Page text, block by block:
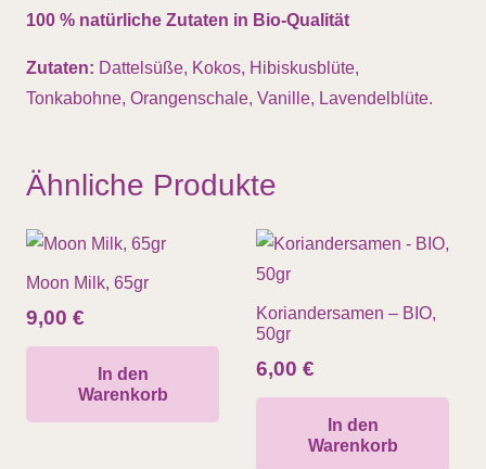
100 % natürliche Zutaten in Bio-Qualität
Zutaten: Dattelsüße, Kokos, Hibiskusblüte,
Tonkabohne, Orangenschale, Vanille, Lavendelblüte.
Ähnliche Produkte
Moon Milk, 65gr
9,00 €
In den
Warenkorb
Koriandersamen – BIO,
50gr
6,00 €
In den
Warenkorb